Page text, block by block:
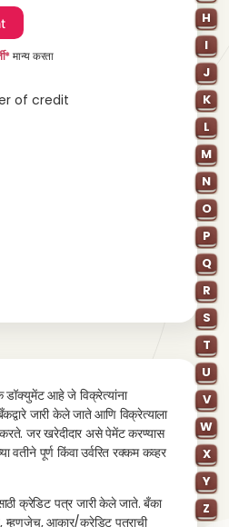
H
I
J
K
L
M
N
O
P
Q
R
S
T
U
V
W
X
Y
Z
मान्य करता
आहे जे विक्रेत्यांना
जारी केले जाते आणि विक्रेत्याला
जर खरेदीदार असे पेमेंट करण्यास
पूर्ण किंवा उर्वरित रक्कम कव्हर
क्रेडिट पत्र जारी केले जाते. बँका
म्हणजेच, आकार/क्रेडिट पत्राची